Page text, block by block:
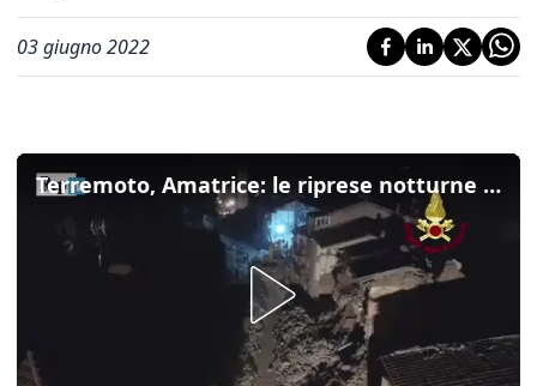
03 giugno 2022
Terremoto, Amatrice: le riprese notturne dal drone